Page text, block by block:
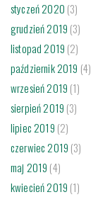
styczeń 2020 (3)
grudzień 2019 (3)
listopad 2019 (2)
październik 2019 (4)
wrzesień 2019 (1)
sierpień 2019 (3)
lipiec 2019 (2)
czerwiec 2019 (3)
maj 2019 (4)
kwiecień 2019 (1)